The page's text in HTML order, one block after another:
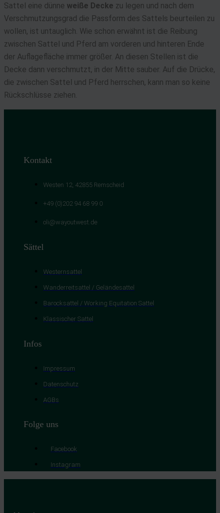
Sattel eine dünne weiße Decke zu legen und nach dem
Verschmutzungsgrad die Passform des Sattels beurteilen zu
wollen, ist untauglich. Wie schon erwähnt ist die Reibung
zwischen Sattel und Pferd am vorderen und hinteren Ende
der Auflagefläche immer größer. An diesen Stellen ist die
Decke dann verschmutzt, in der Mitte sauber. Auf die Drücke,
die zwischen Sattel und Pferd herrschen, kann man so keine
Rückschlüsse ziehen.
Kontakt
Westen 12, 42855 Remscheid
+49 (0)202 94 68 99 0
oli@wayoutwest.de
Sättel
Westernsattel
Wanderreitsattel / Geländesattel
Barocksattel / Working Equitation Sattel
Klassischer Sattel
Infos
Impressum
Datenschutz
AGBs
Folge uns
Facebook
Instagram